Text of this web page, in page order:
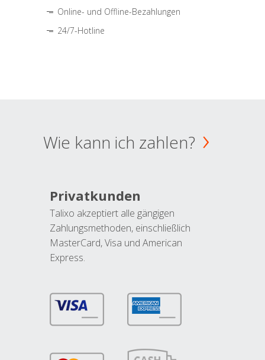
Online- und Offline-Bezahlungen
24/7-Hotline
Wie kann ich zahlen?
Privatkunden
Talixo akzeptiert alle gängigen
Zahlungsmethoden, einschließlich
MasterCard, Visa und American
Express.